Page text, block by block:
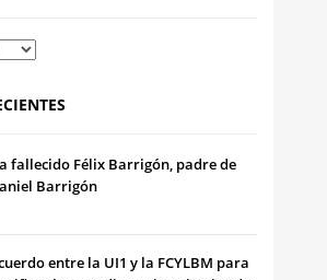
fallecido Félix Barrigón, padre de
Barrigón
entre la UI1 y la FCYLBM para